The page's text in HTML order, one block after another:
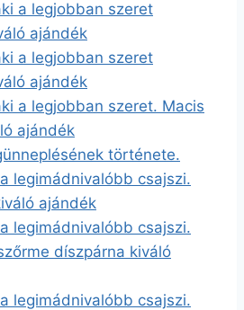
a legjobban szeret
ajándék
a legjobban szeret
ajándék
a legjobban szeret. Macis
ajándék
története.
legimádnivalóbb csajszi.
ajándék
legimádnivalóbb csajszi.
díszpárna kiváló
legimádnivalóbb csajszi.